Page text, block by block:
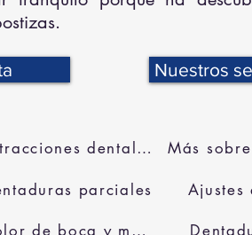
Nuestros
Extracciones dentales
parciales
Dolor de boca y mandíbula
Ajustes